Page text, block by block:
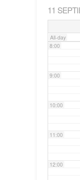
11
All-day
7:00
8:00
9:00
10:00
11:00
12:00